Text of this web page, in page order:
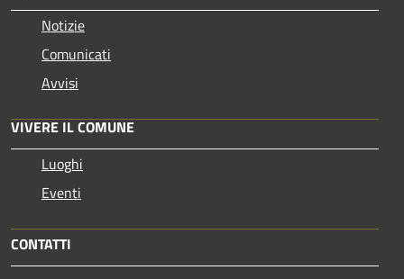
Notizie
Comunicati
Avvisi
VIVERE IL COMUNE
Luoghi
Eventi
CONTATTI